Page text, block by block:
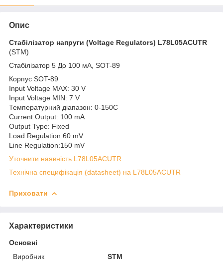
Опис
Стабілізатор напруги (Voltage Regulators) L78L05ACUTR
(STM)
Стабілізатор 5 До 100 мА, SOT-89
Корпус SOT-89
Input Voltage MAX: 30 V
Input Voltage MIN: 7 V
Температурний діапазон: 0-150C
Current Output: 100 mA
Output Type: Fixed
Load Regulation:60 mV
Line Regulation:150 mV
Уточнити наявність L78L05ACUTR
Технічна специфікація (datasheet) на L78L05ACUTR
Приховати
Характеристики
Основні
Виробник
STM